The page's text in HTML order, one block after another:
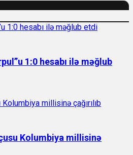
1:0 hesabı ilə məğlub
Kolumbiya millisinə